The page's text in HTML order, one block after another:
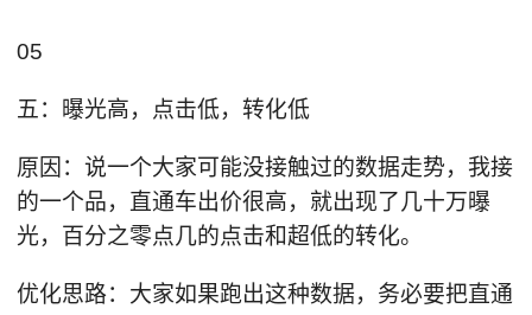
05
五：曝光高，点击低，转化低
原因：说一个大家可能没接触过的数据走势，我接
的一个品，直通车出价很高，就出现了几十万曝
光，百分之零点几的点击和超低的转化。
优化思路：大家如果跑出这种数据，务必要把直通